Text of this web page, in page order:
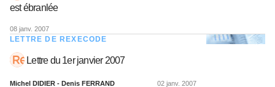
est ébranlée
08 janv. 2007
LETTRE DE REXECODE
Lettre du 1er janvier 2007
Michel DIDIER - Denis FERRAND 02 janv. 2007